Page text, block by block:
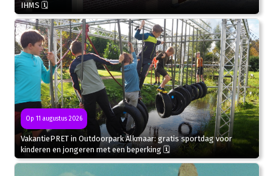
IHMS 🗓
Op 11 augustus 2026
VakantiePRET in Outdoorpark Alkmaar: gratis sportdag voor
kinderen en jongeren met een beperking 🗓